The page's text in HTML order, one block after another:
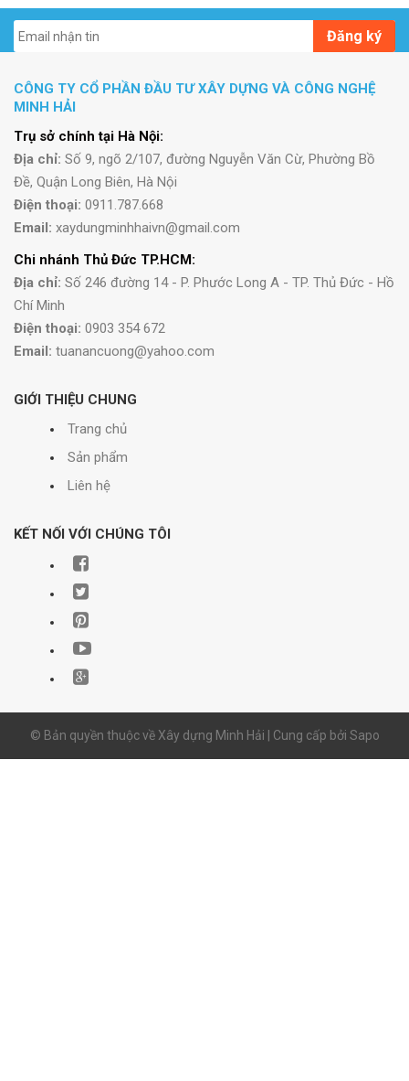
Đăng ký
CÔNG TY CỔ PHẦN ĐẦU TƯ XÂY DỰNG VÀ CÔNG NGHỆ
MINH HẢI
Trụ sở chính tại Hà Nội:
Địa chỉ: Số 9, ngõ 2/107, đường Nguyễn Văn Cừ, Phường Bồ
Đề, Quận Long Biên, Hà Nội
Điện thoại: 0911.787.668
Email: xaydungminhhaivn@gmail.com
Chi nhánh Thủ Đức TP.HCM:
Địa chỉ: Số 246 đường 14 - P. Phước Long A - TP. Thủ Đức - Hồ
Chí Minh
Điện thoại: 0903 354 672
Email: tuanancuong@yahoo.com
GIỚI THIỆU CHUNG
Trang chủ
Sản phẩm
Liên hệ
KẾT NỐI VỚI CHÚNG TÔI
© Bản quyền thuộc về Xây dựng Minh Hải | Cung cấp bởi Sapo